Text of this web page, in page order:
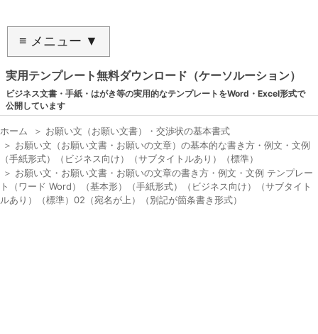
≡ メニュー ▼
実用テンプレート無料ダウンロード（ケーソルーション）
ビジネス文書・手紙・はがき等の実用的なテンプレートをWord・Excel形式で
公開しています
ホーム ＞ お願い文（お願い文書）・交渉状の基本書式
＞ お願い文（お願い文書・お願いの文章）の基本的な書き方・例文・文例
（手紙形式）（ビジネス向け）（サブタイトルあり）（標準）
＞ お願い文・お願い文書・お願いの文章の書き方・例文・文例 テンプレー
ト（ワード Word）（基本形）（手紙形式）（ビジネス向け）（サブタイト
ルあり）（標準）02（宛名が上）（別記が箇条書き形式）